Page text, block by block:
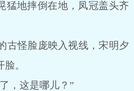
猛地摔倒在地，凤冠盖头齐
怪脸庞映入视线，宋明夕
。
这是哪儿？”